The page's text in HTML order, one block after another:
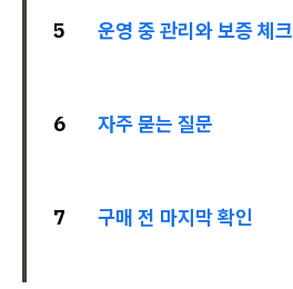
5 운영 중 관리와 보증 체크
6 자주 묻는 질문
7 구매 전 마지막 확인